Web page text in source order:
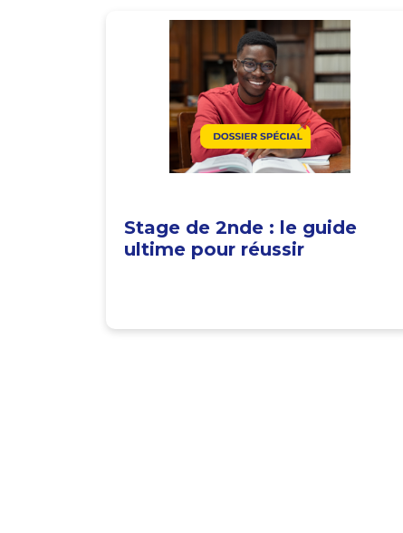
Stage de 2nde : le guide
ultime pour réussir